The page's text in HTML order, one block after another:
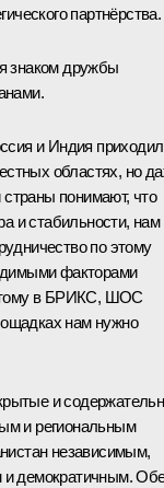
партнёрства.
знаком дружбы
и Индия
областях, но
понимают, что
и стабильности, нам
по этому
факторами
в БРИКС, ШОС
нам нужно
и
и региональным
независимым,
демократичным.